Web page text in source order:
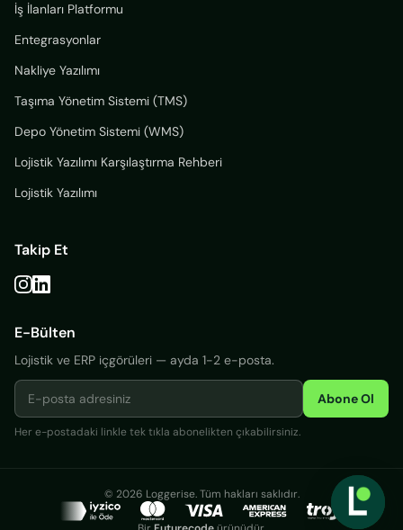
İş İlanları Platformu
Entegrasyonlar
Nakliye Yazılımı
Taşıma Yönetim Sistemi (TMS)
Depo Yönetim Sistemi (WMS)
Lojistik Yazılımı Karşılaştırma Rehberi
Lojistik Yazılımı
Takip Et
E-Bülten
Lojistik ve ERP içgörüleri — ayda 1-2 e-posta.
Abone Ol
Her e-postadaki linkle tek tıkla abonelikten çıkabilirsiniz.
© 2026 Loggerise. Tüm hakları saklıdır.